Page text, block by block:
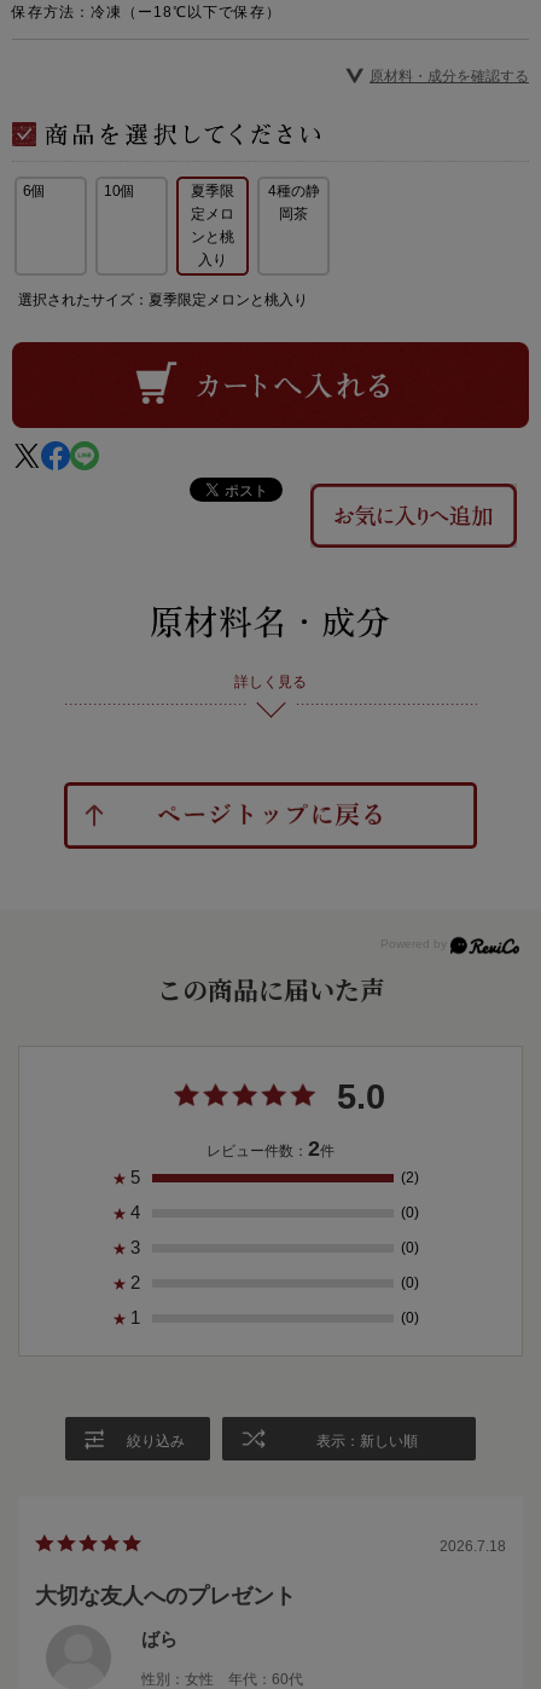
保存方法：冷凍（ー18℃以下で保存）
原材料・成分を確認する
6個 10個
夏季限
定メロ
ンと桃
入り
4種の静
岡茶
選択されたサイズ：夏季限定メロンと桃入り
詳しく見る
この商品に届いた声
5.0
レビュー件数： 2件
★ 5 (2)
★ 4 (0)
★ 3 (0)
★ 2 (0)
★ 1 (0)
絞り込み 表示：新しい順
2026.7.18
大切な友人へのプレゼント
ばら
性別： 女性 年代： 60代